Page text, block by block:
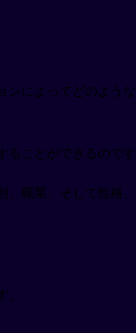
によってどのよう
ことができるのです
職業、そして性格